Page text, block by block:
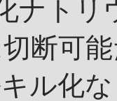
トリ
断可
ル化